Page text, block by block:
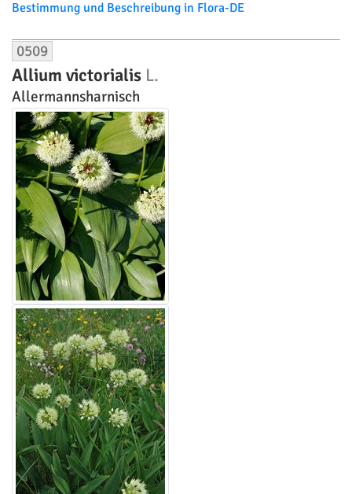
Bestimmung und Beschreibung in Flora-DE
0509
Allium victorialis L.
Allermannsharnisch